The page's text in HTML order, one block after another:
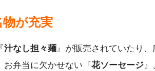
が充実
汁なし担々麺』が販売されていたり
お弁当に欠かせない『花ソーセージ』